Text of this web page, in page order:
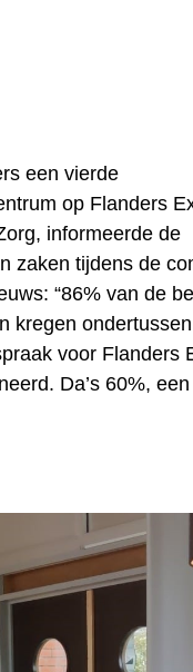
een vierde
op Flanders
informeerde de
zaken tijdens de
“86% van de
kregen
voor Flanders
Da’s 60%,